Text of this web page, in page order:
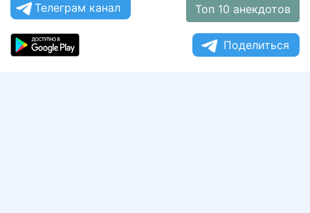
Телеграм канал Топ 10 анекдотов
Поделиться